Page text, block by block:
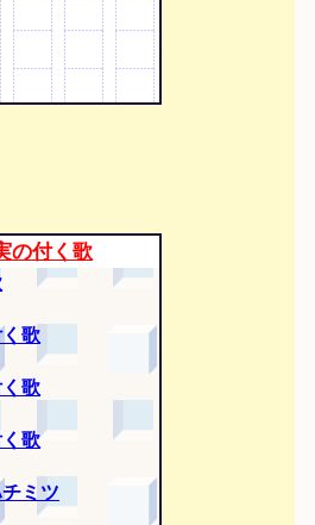
の付く歌
歌
歌
歌
ミツ